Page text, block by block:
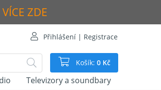
VÍCE ZDE
Přihlášení | Registrace
Košík: 0 Kč
Televizory a soundbary